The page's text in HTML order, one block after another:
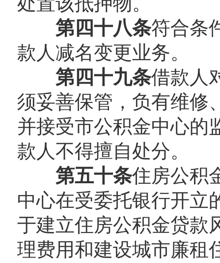
第四十八条符合条
款人减名变更业务。
第四十九条借款人
须妥善保管，负有维修
并接受市公积金中心的
款人不得擅自处分。
第五十条住房公积
中心在受委托银行开立
于建立住房公积金贷款
理费用和建设城市廉租